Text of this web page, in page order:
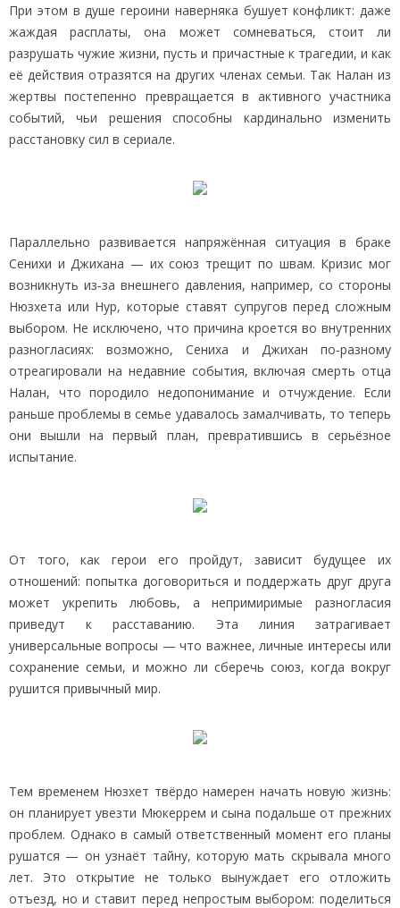
При этом в душе героини наверняка бушует конфликт: даже
жаждая расплаты, она может сомневаться, стоит ли
разрушать чужие жизни, пусть и причастные к трагедии, и как
её действия отразятся на других членах семьи. Так Налан из
жертвы постепенно превращается в активного участника
событий, чьи решения способны кардинально изменить
расстановку сил в сериале.
Параллельно развивается напряжённая ситуация в браке
Сенихи и Джихана — их союз трещит по швам. Кризис мог
возникнуть из‑за внешнего давления, например, со стороны
Нюзхета или Нур, которые ставят супругов перед сложным
выбором. Не исключено, что причина кроется во внутренних
разногласиях: возможно, Сениха и Джихан по‑разному
отреагировали на недавние события, включая смерть отца
Налан, что породило недопонимание и отчуждение. Если
раньше проблемы в семье удавалось замалчивать, то теперь
они вышли на первый план, превратившись в серьёзное
испытание.
От того, как герои его пройдут, зависит будущее их
отношений: попытка договориться и поддержать друг друга
может укрепить любовь, а непримиримые разногласия
приведут к расставанию. Эта линия затрагивает
универсальные вопросы — что важнее, личные интересы или
сохранение семьи, и можно ли сберечь союз, когда вокруг
рушится привычный мир.
Тем временем Нюзхет твёрдо намерен начать новую жизнь:
он планирует увезти Мюкеррем и сына подальше от прежних
проблем. Однако в самый ответственный момент его планы
рушатся — он узнаёт тайну, которую мать скрывала много
лет. Это открытие не только вынуждает его отложить
отъезд, но и ставит перед непростым выбором: поделиться